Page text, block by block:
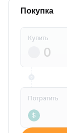
Покупка
Купить
Потратить
$